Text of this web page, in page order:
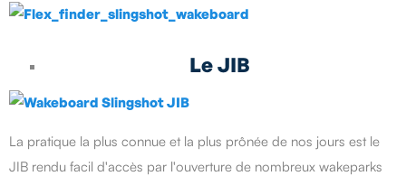
Le JIB
La pratique la plus connue et la plus prônée de nos jours est le
JIB rendu facil d'accès par l'ouverture de nombreux wakeparks